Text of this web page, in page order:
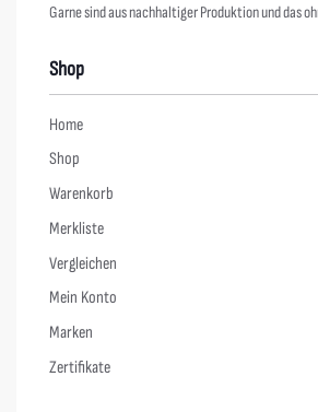
Garne sind aus nachhaltiger Produktion und das
Shop
Home
Shop
Warenkorb
Merkliste
Vergleichen
Mein Konto
Marken
Zertifikate